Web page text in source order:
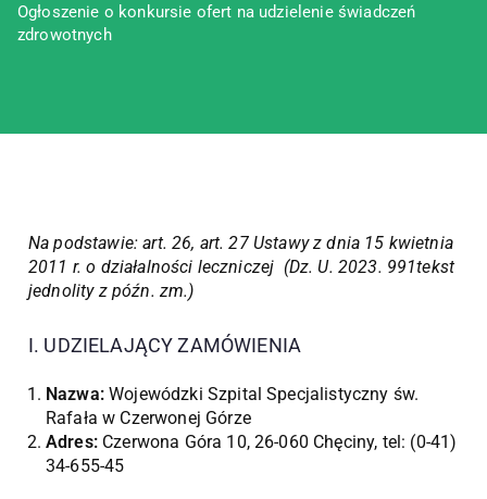
Ogłoszenie o konkursie ofert na udzielenie świadczeń
zdrowotnych
Na podstawie: art. 26, art. 27 Ustawy z dnia 15 kwietnia
2011 r. o działalności leczniczej (Dz. U. 2023. 991tekst
jednolity z późn. zm.)
I. UDZIELAJĄCY ZAMÓWIENIA
Nazwa:Wojewódzki Szpital Specjalistyczny św.
Rafała w Czerwonej Górze
Adres:Czerwona Góra 10, 26-060 Chęciny, tel: (0-41)
34-655-45